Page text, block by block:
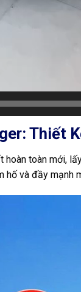
Thiết
hoàn toàn mới,
hố và đầy mạnh